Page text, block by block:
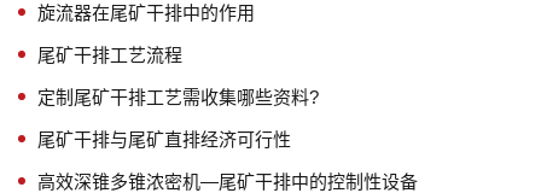
旋流器在尾矿干排中的作用
尾矿干排工艺流程
定制尾矿干排工艺需收集哪些资料?
尾矿干排与尾矿直排经济可行性
高效深锥多锥浓密机—尾矿干排中的控制性设备